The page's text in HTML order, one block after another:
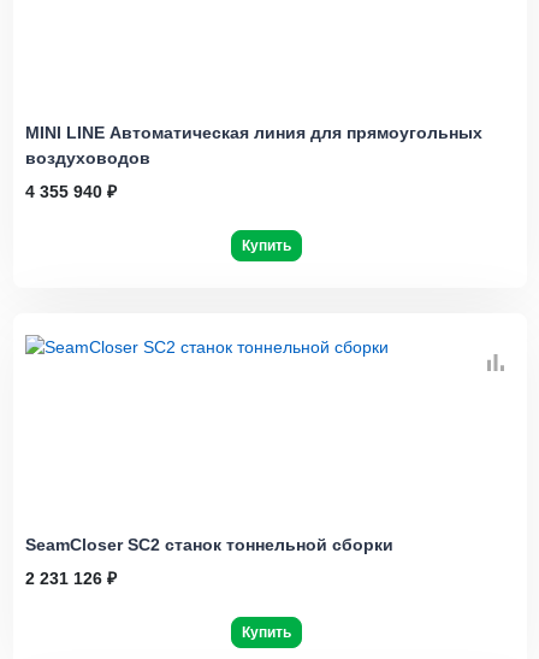
MINI LINE Автоматическая линия для прямоугольных
воздуховодов
4 355 940 ₽
Купить
SeamCloser SC2 станок тоннельной сборки
2 231 126 ₽
Купить